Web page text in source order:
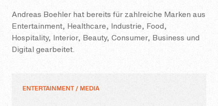
Andreas Boehler hat bereits für zahlreiche Marken aus
Entertainment, Healthcare, Industrie, Food,
Hospitality, Interior, Beauty, Consumer, Business und
Digital gearbeitet.
ENTERTAINMENT / MEDIA